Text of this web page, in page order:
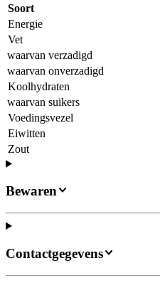
Soort
Energie
Vet
waarvan verzadigd
waarvan onverzadigd
Koolhydraten
waarvan suikers
Voedingsvezel
Eiwitten
Zout
Bewaren
Contactgegevens